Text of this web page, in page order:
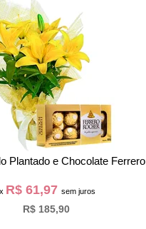
Plantado e Chocolate Ferrero
R$ 61,97 sem juros
R$ 185,90